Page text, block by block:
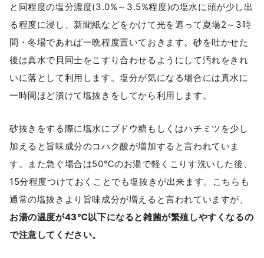
と同程度の塩分濃度(3.0%～3.5%程度)の塩水に頭が少し出
る程度に浸し、新聞紙などをかけて光を遮って夏場2～3時
間・冬場であれば一晩程度置いておきます。砂を吐かせた
後は真水で貝同士をこすり合わせるようにして汚れをきれ
いに落として利用します。塩分が気になる場合には真水に
一時間ほど漬けて塩抜きをしてから利用します。
砂抜きをする際に塩水にブドウ糖もしくはハチミツを少し
加えると旨味成分のコハク酸が増加すると言われていま
す。また急ぐ場合は50℃のお湯で軽くこりす洗いした後、
15分程度つけておくことでも塩抜きが出来ます。こちらも
通常の塩抜きより旨味成分が増えると言われていますが、
お湯の温度が43℃以下になると雑菌が繁殖しやすくなるの
で注意してください。